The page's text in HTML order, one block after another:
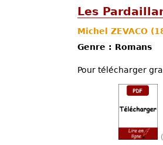
Les
Michel ZEVACO
Genre : Romans
Pour télécharger